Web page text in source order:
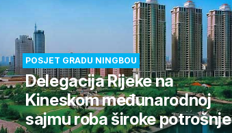
POSJET GRADU NINGBOU
Delegacija Rijeke na
Kineskom međunarodnoj
sajmu roba široke potrošnje